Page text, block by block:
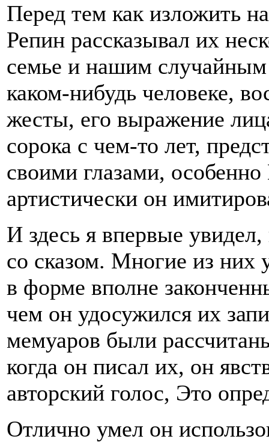
Перед тем как изложить
Репин рассказывал их
семье и нашим
каком-нибудь человеке,
жесты, его выражение
сорока с чем-то лет,
своими глазами,
артистически он
И здесь я впервые увидел,
со сказом. Многие из них
в форме вполне
чем он удосужился их
мемуаров были
когда он писал их, он
авторский голос, Это
Отлично умел он